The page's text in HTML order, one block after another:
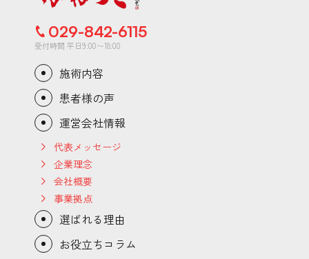
029-842-6115
受付時間 平日9:00〜18:00
施術内容
患者様の声
運営会社情報
代表メッセージ
企業理念
会社概要
事業拠点
選ばれる理由
お役立ちコラム